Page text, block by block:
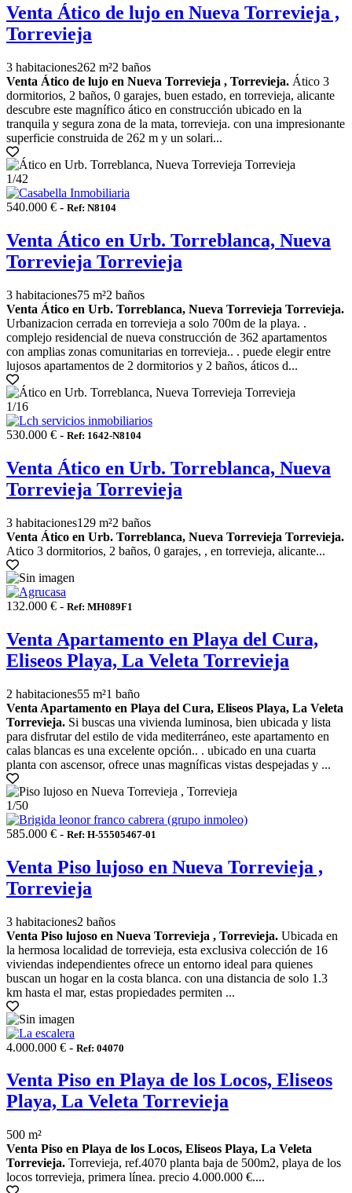
Venta Ático de lujo en Nueva Torrevieja ,
Torrevieja
3 habitaciones262 m²2 baños
Venta Ático de lujo en Nueva Torrevieja , Torrevieja. Ático 3
dormitorios, 2 baños, 0 garajes, buen estado, en torrevieja, alicante
descubre este magnífico ático en construcción ubicado en la
tranquila y segura zona de la mata, torrevieja. con una impresionante
superficie construida de 262 m y un solari...
1/42
540.000 € - Ref: N8104
Venta Ático en Urb. Torreblanca, Nueva
Torrevieja Torrevieja
3 habitaciones75 m²2 baños
Venta Ático en Urb. Torreblanca, Nueva Torrevieja Torrevieja.
Urbanizacion cerrada en torrevieja a solo 700m de la playa. .
complejo residencial de nueva construcción de 362 apartamentos
con amplias zonas comunitarias en torrevieja.. . puede elegir entre
lujosos apartamentos de 2 dormitorios y 2 baños, áticos d...
1/16
530.000 € - Ref: 1642-N8104
Venta Ático en Urb. Torreblanca, Nueva
Torrevieja Torrevieja
3 habitaciones129 m²2 baños
Venta Ático en Urb. Torreblanca, Nueva Torrevieja Torrevieja.
Atico 3 dormitorios, 2 baños, 0 garajes, , en torrevieja, alicante...
132.000 € - Ref: MH089F1
Venta Apartamento en Playa del Cura,
Eliseos Playa, La Veleta Torrevieja
2 habitaciones55 m²1 baño
Venta Apartamento en Playa del Cura, Eliseos Playa, La Veleta
Torrevieja. Si buscas una vivienda luminosa, bien ubicada y lista
para disfrutar del estilo de vida mediterráneo, este apartamento en
calas blancas es una excelente opción.. . ubicado en una cuarta
planta con ascensor, ofrece unas magníficas vistas despejadas y ...
1/50
585.000 € - Ref: H-55505467-01
Venta Piso lujoso en Nueva Torrevieja ,
Torrevieja
3 habitaciones2 baños
Venta Piso lujoso en Nueva Torrevieja , Torrevieja. Ubicada en
la hermosa localidad de torrevieja, esta exclusiva colección de 16
viviendas independientes ofrece un entorno ideal para quienes
buscan un hogar en la costa blanca. con una distancia de solo 1.3
km hasta el mar, estas propiedades permiten ...
4.000.000 € - Ref: 04070
Venta Piso en Playa de los Locos, Eliseos
Playa, La Veleta Torrevieja
500 m²
Venta Piso en Playa de los Locos, Eliseos Playa, La Veleta
Torrevieja. Torrevieja, ref.4070 planta baja de 500m2, playa de los
locos torrevieja, primera línea. precio 4.000.000 €....